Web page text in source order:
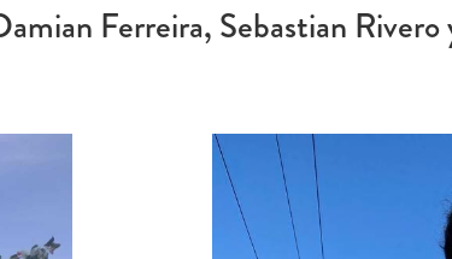
Ferreira, Sebastian